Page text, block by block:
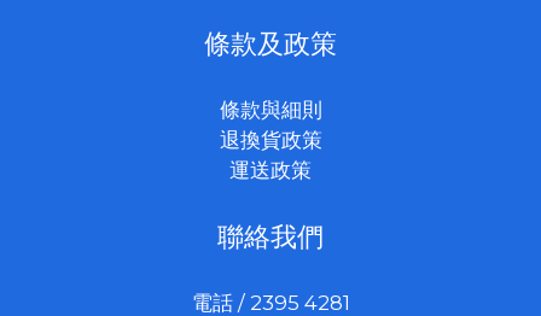
條款及政策
條款與細則
退換貨政策
運送政策
聯絡我們
電話 / 2395 4281